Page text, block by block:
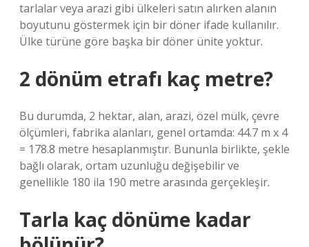
tarlalar veya arazi gibi ülkeleri satın alırken alanın
boyutunu göstermek için bir döner ifade kullanılır.
Ülke türüne göre başka bir döner ünite yoktur.
2 dönüm etrafı kaç metre?
Bu durumda, 2 hektar, alan, arazi, özel mülk, çevre
ölçümleri, fabrika alanları, genel ortamda: 44.7 m x 4
= 178.8 metre hesaplanmıştır. Bununla birlikte, şekle
bağlı olarak, ortam uzunluğu değişebilir ve
genellikle 180 ila 190 metre arasında gerçekleşir.
Tarla kaç dönüme kadar